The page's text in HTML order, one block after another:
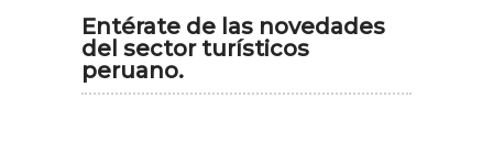
Entérate de las novedades
del sector turísticos
peruano.